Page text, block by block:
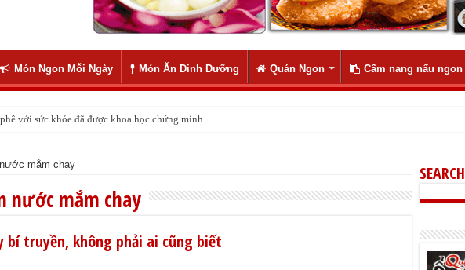
Món Ngon Mỗi Ngày Món Ăn Dinh Dưỡng Quán Ngon Cẩm nang nấu ngon
với sức khỏe đã được khoa học chứng minh
mắm chay
nước mắm chay
bí truyền, không phải ai cũng biết
SEARCH